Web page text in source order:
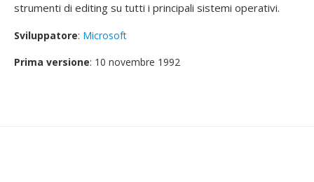
strumenti di editing su tutti i principali sistemi operativi.
Sviluppatore: Microsoft
Prima versione: 10 novembre 1992